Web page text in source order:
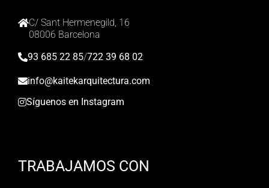
C/ Sant Hermenegild, 16
08006 Barcelona
93 685 22 85/722 39 68 02
info@kaitekarquitectura.com
Síguenos en Instagram
TRABAJAMOS CON